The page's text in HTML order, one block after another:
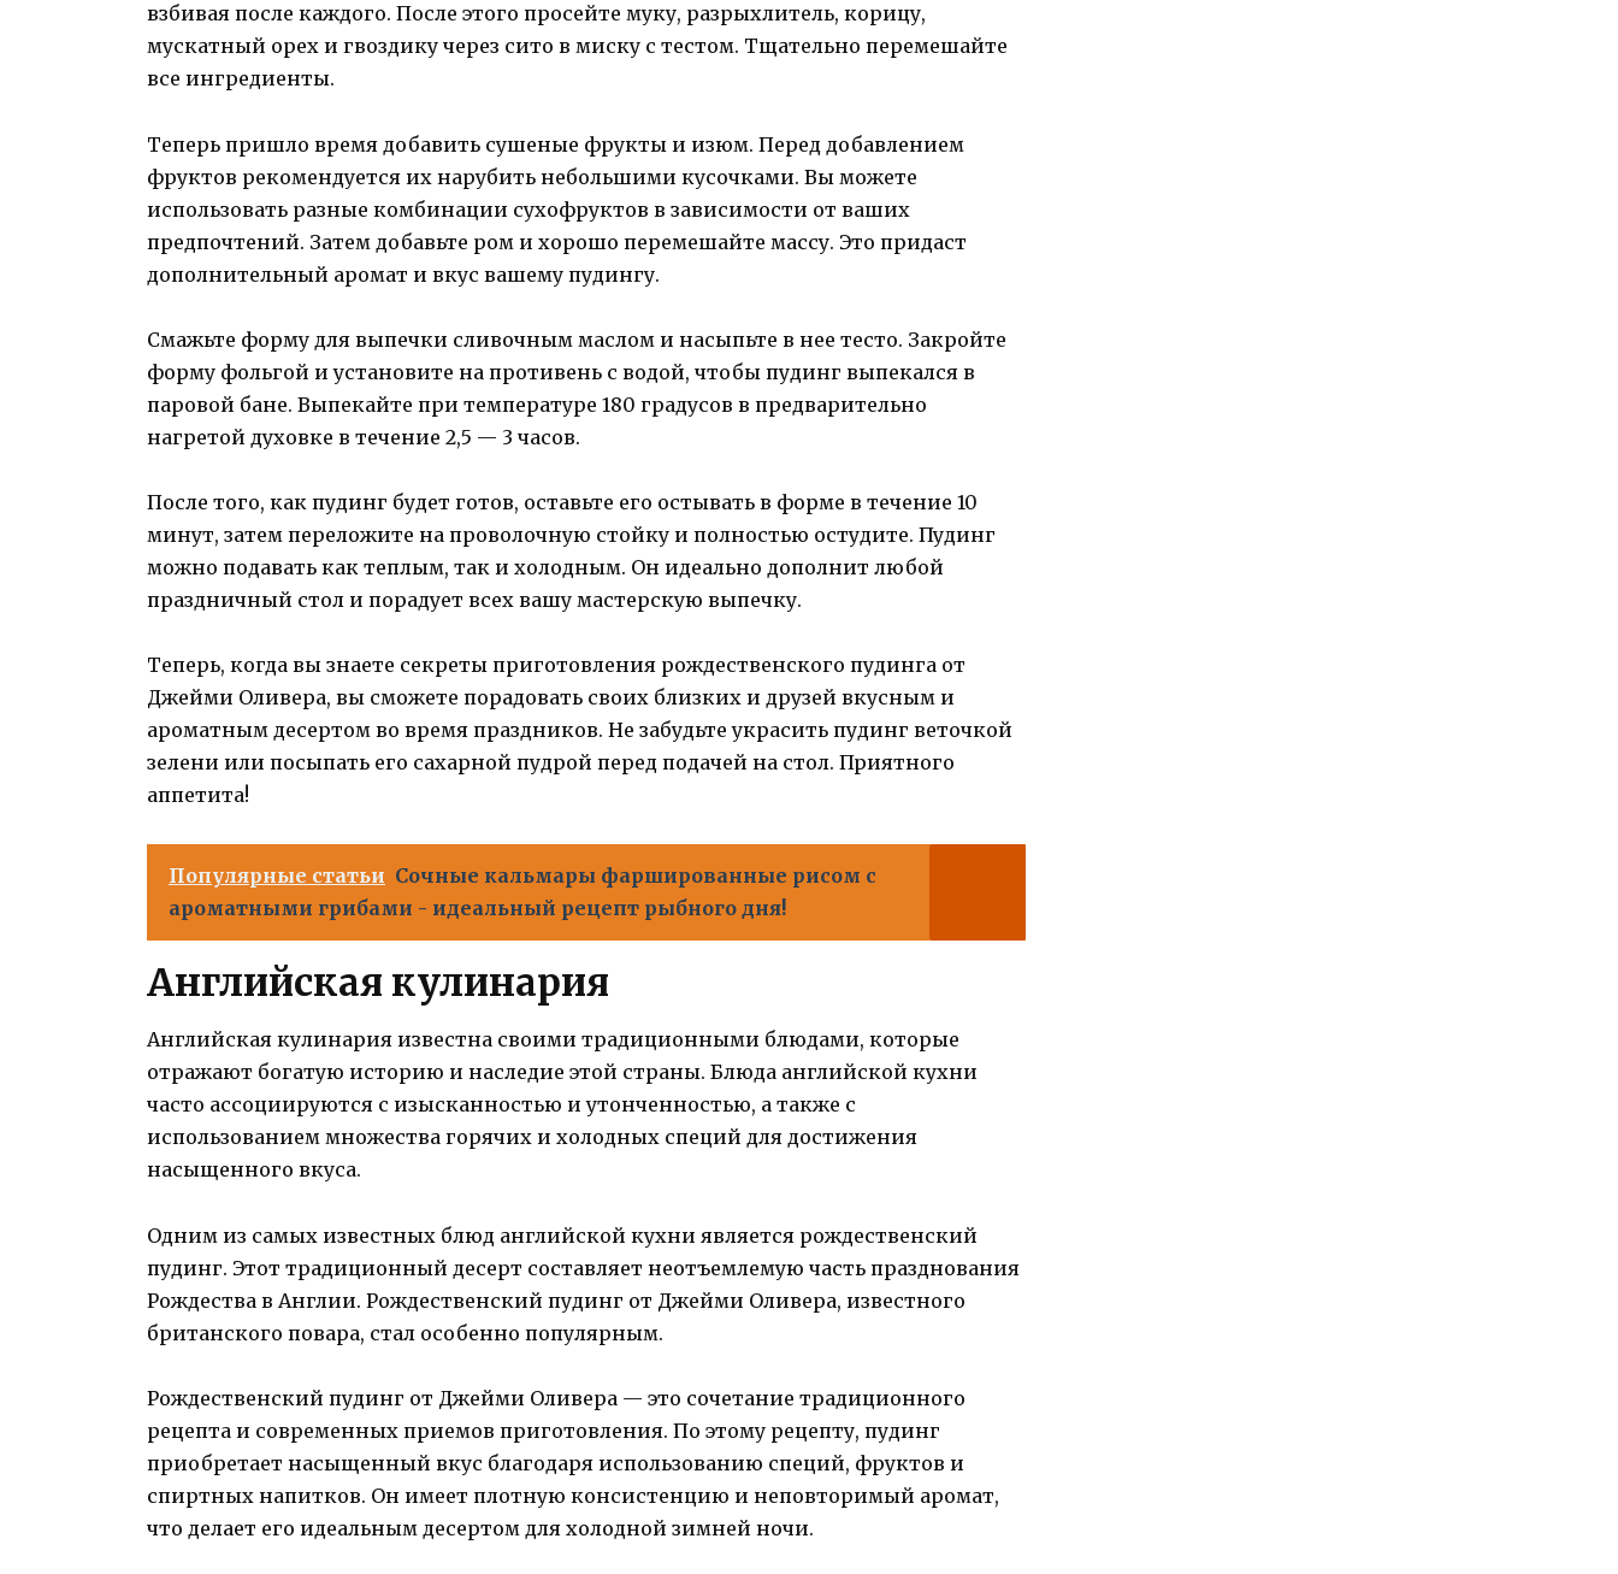
взбивая после каждого. После этого просейте муку, разрыхлитель, корицу,
мускатный орех и гвоздику через сито в миску с тестом. Тщательно перемешайте
все ингредиенты.
Теперь пришло время добавить сушеные фрукты и изюм. Перед добавлением
фруктов рекомендуется их нарубить небольшими кусочками. Вы можете
использовать разные комбинации сухофруктов в зависимости от ваших
предпочтений. Затем добавьте ром и хорошо перемешайте массу. Это придаст
дополнительный аромат и вкус вашему пудингу.
Смажьте форму для выпечки сливочным маслом и насыпьте в нее тесто. Закройте
форму фольгой и установите на противень с водой, чтобы пудинг выпекался в
паровой бане. Выпекайте при температуре 180 градусов в предварительно
нагретой духовке в течение 2,5 — 3 часов.
После того, как пудинг будет готов, оставьте его остывать в форме в течение 10
минут, затем переложите на проволочную стойку и полностью остудите. Пудинг
можно подавать как теплым, так и холодным. Он идеально дополнит любой
праздничный стол и порадует всех вашу мастерскую выпечку.
Теперь, когда вы знаете секреты приготовления рождественского пудинга от
Джейми Оливера, вы сможете порадовать своих близких и друзей вкусным и
ароматным десертом во время праздников. Не забудьте украсить пудинг веточкой
зелени или посыпать его сахарной пудрой перед подачей на стол. Приятного
аппетита!
Популярные статьи Сочные кальмары фаршированные рисом с
ароматными грибами - идеальный рецепт рыбного дня!
Английская кулинария
Английская кулинария известна своими традиционными блюдами, которые
отражают богатую историю и наследие этой страны. Блюда английской кухни
часто ассоциируются с изысканностью и утонченностью, а также с
использованием множества горячих и холодных специй для достижения
насыщенного вкуса.
Одним из самых известных блюд английской кухни является рождественский
пудинг. Этот традиционный десерт составляет неотъемлемую часть празднования
Рождества в Англии. Рождественский пудинг от Джейми Оливера, известного
британского повара, стал особенно популярным.
Рождественский пудинг от Джейми Оливера — это сочетание традиционного
рецепта и современных приемов приготовления. По этому рецепту, пудинг
приобретает насыщенный вкус благодаря использованию специй, фруктов и
спиртных напитков. Он имеет плотную консистенцию и неповторимый аромат,
что делает его идеальным десертом для холодной зимней ночи.